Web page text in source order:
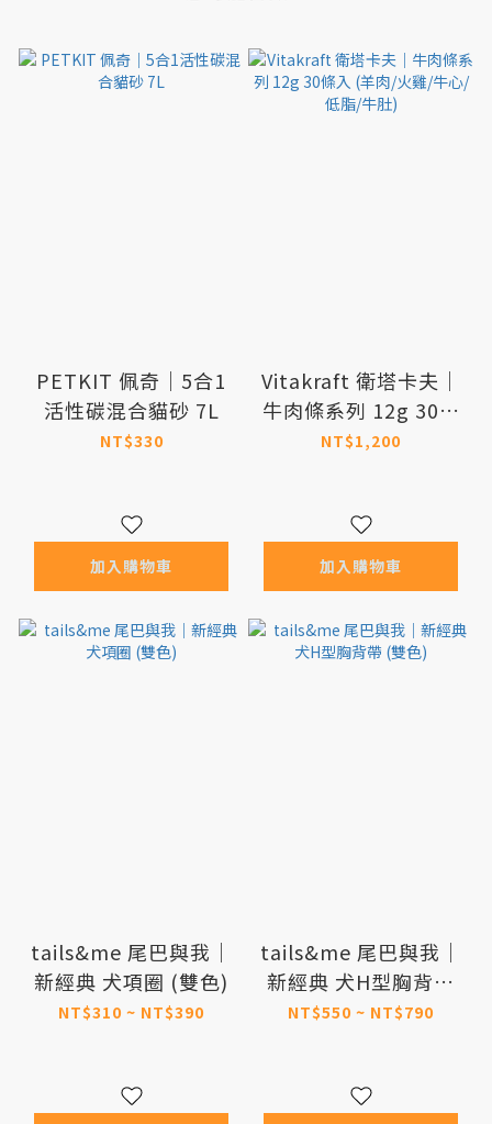
PETKIT 佩奇｜5合1
活性碳混合貓砂 7L
NT$330
加入購物車
Vitakraft 衛塔卡夫｜
牛肉條系列 12g 30條
入 (羊肉/火雞/牛心/低
NT$1,200
加入購物車
tails&me 尾巴與我｜
新經典 犬項圈 (雙色)
NT$310 ~ NT$390
tails&me 尾巴與我｜
新經典 犬H型胸背帶
(雙色)
NT$550 ~ NT$790